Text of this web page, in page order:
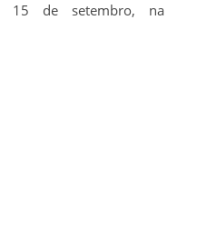
15 de setembro, na